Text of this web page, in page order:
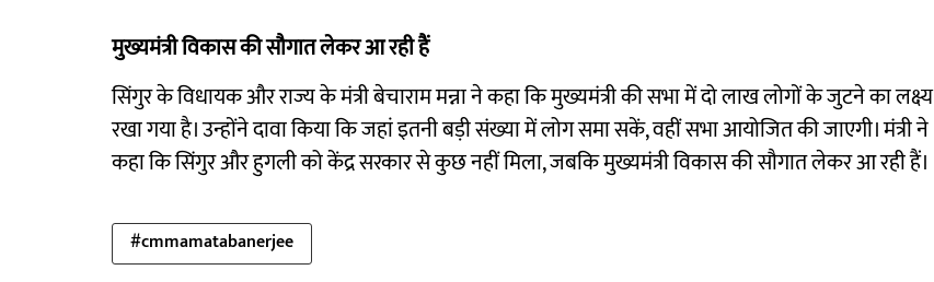
मुख्यमंत्री विकास की सौगात लेकर आ रही हैं
सिंगुर के विधायक और राज्य के मंत्री बेचाराम मन्ना ने कहा कि मुख्यमंत्री की सभा में दो लाख लोगों के जुटने का लक्ष्य
रखा गया है। उन्होंने दावा किया कि जहां इतनी बड़ी संख्या में लोग समा सकें, वहीं सभा आयोजित की जाएगी। मंत्री ने
कहा कि सिंगुर और हुगली को केंद्र सरकार से कुछ नहीं मिला, जबकि मुख्यमंत्री विकास की सौगात लेकर आ रही हैं।
#cmmamatabanerjee